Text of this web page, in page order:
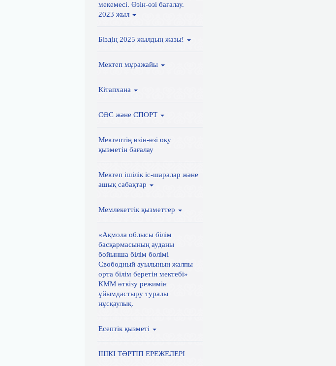
мекемесі. Өзін-өзі бағалау.
2023 жыл
Біздің 2025 жылдың жазы!
Мектеп мұражайы
Кітапхана
СӨС және СПОРТ
Мектептің өзін-өзі оқу
қызметін бағалау
Мектеп ішілік іс-шаралар және
ашық сабақтар
Мемлекеттік қызметтер
«Ақмола облысы білім
басқармасының ауданы
бойынша білім бөлімі
Свободный ауылының жалпы
орта білім беретін мектебі»
КММ өткізу режимін
ұйымдастыру туралы
нұсқаулық.
Есептік қызметі
ІШКІ ТӘРТІП ЕРЕЖЕЛЕРІ